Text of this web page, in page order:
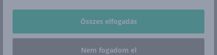
Minden oldalajtóban átgondolt kialakítású palacktároló
található.
Összes elfogadás
Nem fogadom el